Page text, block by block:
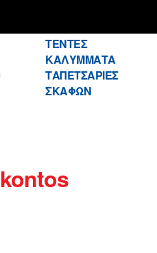
ΤΕΝΤΕΣ
ΚΑΛΥΜΜΑΤΑ
ΤΑΠΕΤΣΑΡΙΕΣ
ΣΚΑΦΩΝ
kontos